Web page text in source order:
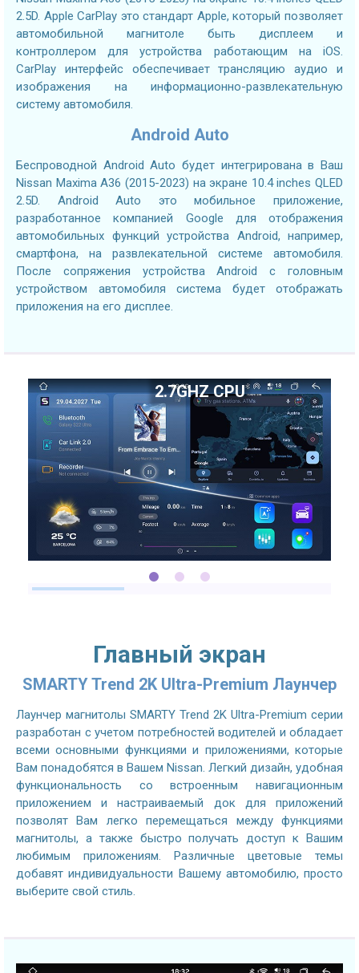
2.5D. Apple CarPlay это стандарт Apple, который позволяет
автомобильной магнитоле быть дисплеем и
контроллером для устройства работающим на iOS.
CarPlay интерфейс обеспечивает трансляцию аудио и
изображения на информационно-развлекательную
систему автомобиля.
Android Auto
Беспроводной Android Auto будет интегрирована в Ваш
Nissan Maxima A36 (2015-2023) на экране 10.4 inches QLED
2.5D. Android Auto это мобильное приложение,
разработанное компанией Google для отображения
автомобильных функций устройства Android, например,
смартфона, на развлекательной системе автомобиля.
После сопряжения устройства Android с головным
устройством автомобиля система будет отображать
приложения на его дисплее.
2.7GHZ CPU
Главный экран
SMARTY Trend 2K Ultra-Premium Лаунчер
Лаунчер магнитолы SMARTY Trend 2K Ultra-Premium серии
разработан с учетом потребностей водителей и обладает
всеми основными функциями и приложениями, которые
Вам понадобятся в Вашем Nissan. Легкий дизайн, удобная
функциональность со встроенным навигационным
приложением и настраиваемый док для приложений
позволят Вам легко перемещаться между функциями
магнитолы, а также быстро получать доступ к Вашим
любимым приложениям. Различные цветовые темы
добавят индивидуальности Вашему автомобилю, просто
выберите свой стиль.